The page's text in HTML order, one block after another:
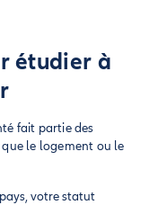
étudier à
fait partie des
le logement ou le
votre statut